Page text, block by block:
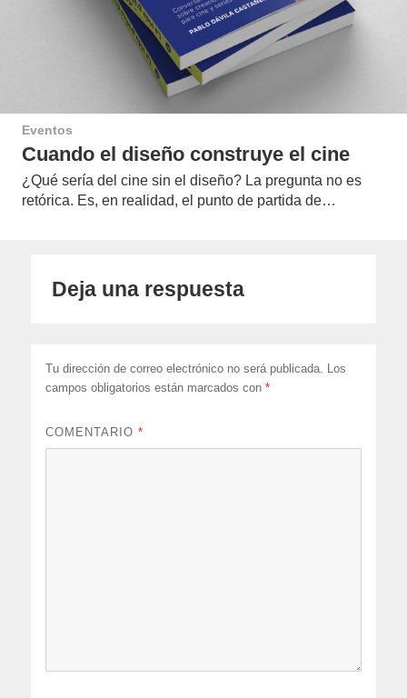
Eventos
Cuando el diseño construye el cine
¿Qué sería del cine sin el diseño? La pregunta no es
retórica. Es, en realidad, el punto de partida de…
Deja una respuesta
Tu dirección de correo electrónico no será publicada. Los
campos obligatorios están marcados con*
COMENTARIO*